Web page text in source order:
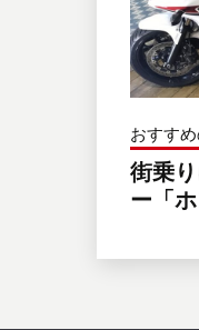
おすす
街乗
ー「